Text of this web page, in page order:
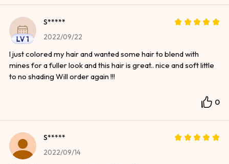
S*****
2022/09/22
I just colored my hair and wanted some hair to blend with
mines for a fuller look and this hair is great.. nice and soft little
to no shading Will order again !!!
0
S*****
2022/09/14